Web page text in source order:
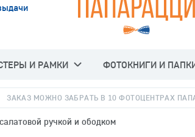
И РАМКИ ФОТОКНИГИ И
ЗАКАЗ МОЖНО ЗАБРАТЬ В 10 ФОТОЦЕНТРАХ
ручкой и ободком